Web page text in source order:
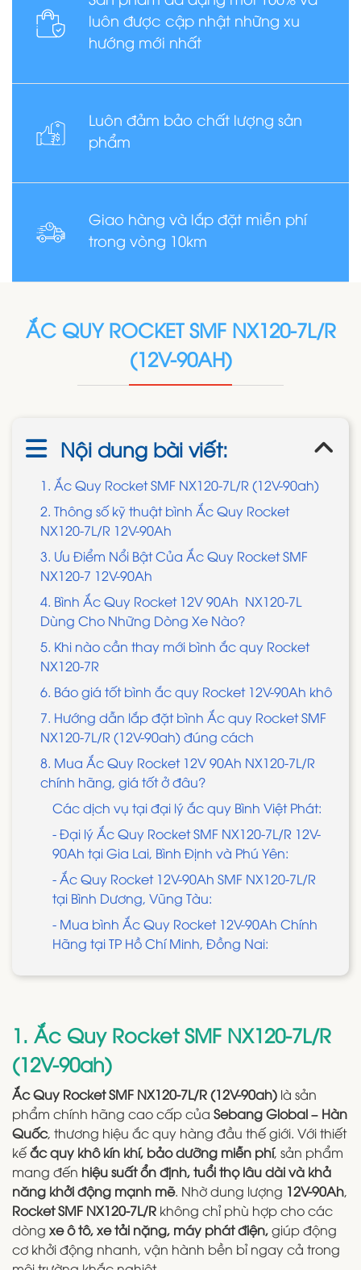
luôn được cập nhật những xu
hướng mới nhất
Luôn đảm bảo chất lượng sản
phẩm
Giao hàng và lắp đặt miễn phí
trong vòng 10km
ẮC QUY ROCKET SMF NX120-7L/R
(12V-90AH)
Nội dung bài viết:
1. Ắc Quy Rocket SMF NX120-7L/R (12V-90ah)
2. Thông số kỹ thuật bình Ắc Quy Rocket
NX120-7L/R 12V-90Ah
3. Ưu Điểm Nổi Bật Của Ắc Quy Rocket SMF
NX120-7 12V-90Ah
4. Bình Ắc Quy Rocket 12V 90Ah NX120-7L
Dùng Cho Những Dòng Xe Nào?
5. Khi nào cần thay mới bình ắc quy Rocket
NX120-7R
6. Báo giá tốt bình ắc quy Rocket 12V-90Ah khô
7. Hướng dẫn lắp đặt bình Ắc quy Rocket SMF
NX120-7L/R (12V-90ah) đúng cách
8. Mua Ắc Quy Rocket 12V 90Ah NX120-7L/R
chính hãng, giá tốt ở đâu?
Các dịch vụ tại đại lý ắc quy Bình Việt Phát:
- Đại lý Ắc Quy Rocket SMF NX120-7L/R 12V-
90Ah tại Gia Lai, Bình Định và Phú Yên:
- Ắc Quy Rocket 12V-90Ah SMF NX120-7L/R
tại Bình Dương, Vũng Tàu:
- Mua bình Ắc Quy Rocket 12V-90Ah Chính
Hãng tại TP Hồ Chí Minh, Đồng Nai:
1. Ắc Quy Rocket SMF NX120-7L/R
(12V-90ah)
Ắc Quy Rocket SMF NX120-7L/R (12V-90ah) là sản
phẩm chính hãng cao cấp của Sebang Global – Hàn
Quốc, thương hiệu ắc quy hàng đầu thế giới. Với thiết
kếắc quy khô kín khí, bảo dưỡng miễn phí, sản phẩm
mang đến hiệu suất ổn định, tuổi thọ lâu dài và khả
năng khởi động mạnh mẽ. Nhờ dung lượng 12V-90Ah,
Rocket SMF NX120-7L/R không chỉ phù hợp cho các
dòng xe ô tô, xe tải nặng, máy phát điện,giúp động
cơ khởi động nhanh, vận hành bền bỉ ngay cả trong